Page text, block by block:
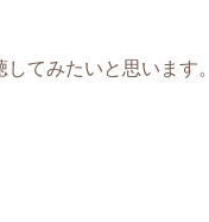
てみたいと思います。